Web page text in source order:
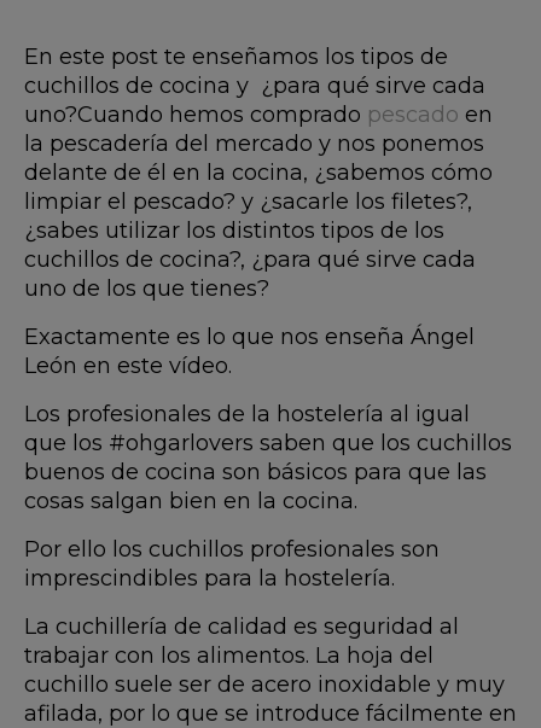
En este post te enseñamos los tipos de
cuchillos de cocina y ¿para qué sirve cada
uno?Cuando hemos comprado pescado en
la pescadería del mercado y nos ponemos
delante de él en la cocina, ¿sabemos cómo
limpiar el pescado? y ¿sacarle los filetes?,
¿sabes utilizar los distintos tipos de los
cuchillos de cocina?, ¿para qué sirve cada
uno de los que tienes?
Exactamente es lo que nos enseña Ángel
León en este vídeo.
Los profesionales de la hostelería al igual
que los #ohgarlovers saben que los cuchillos
buenos de cocina son básicos para que las
cosas salgan bien en la cocina.
Por ello los cuchillos profesionales son
imprescindibles para la hostelería.
La cuchillería de calidad es seguridad al
trabajar con los alimentos. La hoja del
cuchillo suele ser de acero inoxidable y muy
afilada, por lo que se introduce fácilmente en